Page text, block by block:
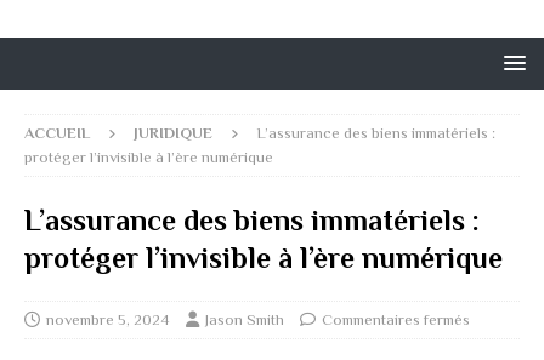
ACCUEIL JURIDIQUE
L’assurance des biens immatériels :
protéger l’invisible à l’ère numérique
L’assurance des biens immatériels :
protéger l’invisible à l’ère numérique
novembre 5, 2024 Jason Smith Commentaires fermés